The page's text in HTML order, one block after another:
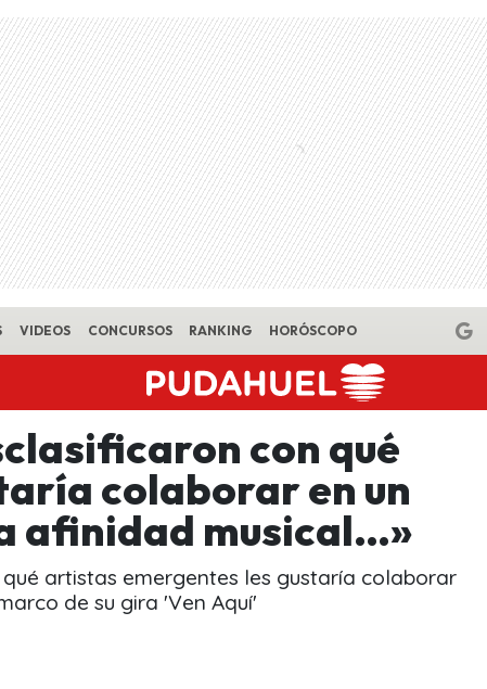
VIDEOS CONCURSOS RANKING HORÓSCOPO
con qué
colaborar en un
afinidad musical…»
artistas emergentes les gustaría colaborar
de su gira 'Ven Aquí'